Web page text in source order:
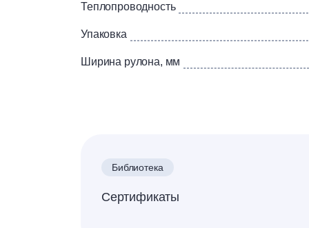
Теплопроводность
Упаковка
Ширина рулона, мм
Библиотека
Сертификаты